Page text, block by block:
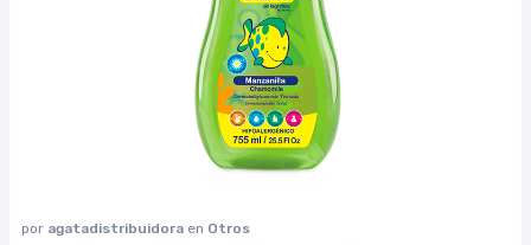
por agatadistribuidora en Otros